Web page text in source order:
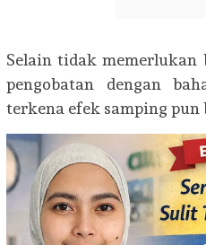
Selain tidak memerlukan
pengobatan dengan
terkena efek samping